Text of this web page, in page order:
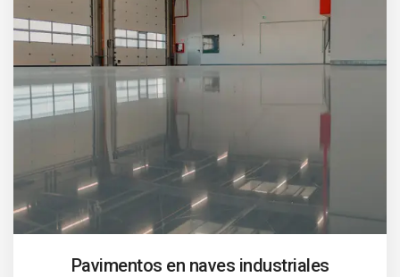
Pavimentos en naves industriales